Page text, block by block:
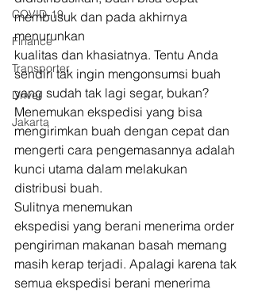
COVID-19
Finance
Transporter
Driver
Jakarta
membusuk dan pada akhirnya
menurunkan
kualitas dan khasiatnya. Tentu Anda
sendiri tak ingin mengonsumsi buah
yang sudah tak lagi segar, bukan?
Menemukan ekspedisi yang bisa
mengirimkan buah dengan cepat dan
mengerti cara pengemasannya adalah
kunci utama dalam melakukan
distribusi buah.
Sulitnya menemukan
ekspedisi yang berani menerima order
pengiriman makanan basah memang
masih kerap terjadi. Apalagi karena tak
semua ekspedisi berani menerima